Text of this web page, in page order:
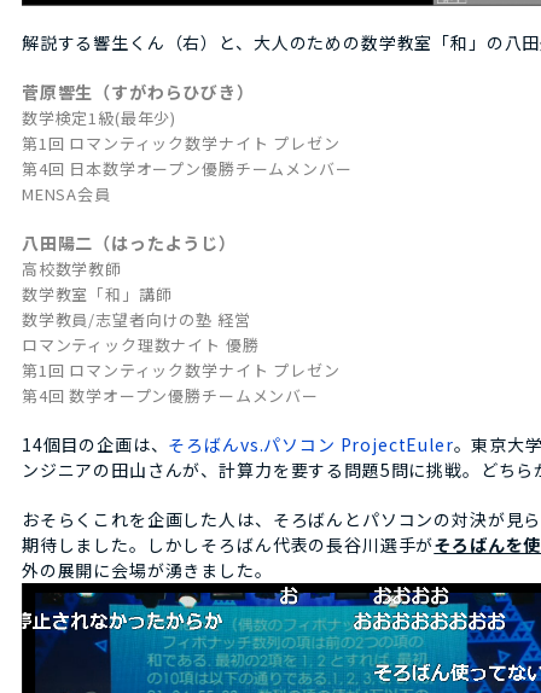
解説する響生くん（右）と、大人のための数学教室「和」の八
菅原響生（すがわらひびき）
数学検定1級(最年少)
第1回 ロマンティック数学ナイト プレゼン
第4回 日本数学オープン優勝チームメンバー
MENSA会員
八田陽二（はったようじ）
高校数学教師
数学教室「和」講師
数学教員/志望者向けの塾 経営
ロマンティック理数ナイト 優勝
第1回 ロマンティック数学ナイト プレゼン
第4回 数学オープン優勝チームメンバー
14個目の企画は、 そろばんvs.パソコン ProjectEuler。東京大
ンジニアの田山さんが、計算力を要する問題5問に挑戦。どち
おそらくこれを企画した人は、そろばんとパソコンの対決が見
期待しました。しかしそろばん代表の長谷川選手がそろばんを
外の展開に会場が湧きました。